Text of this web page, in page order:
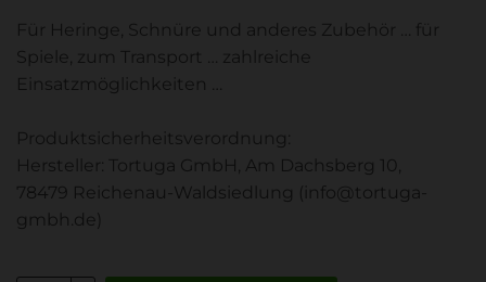
Für Heringe, Schnüre und anderes Zubehör … für
Spiele, zum Transport … zahlreiche
Einsatzmöglichkeiten …
Produktsicherheitsverordnung:
Hersteller: Tortuga GmbH, Am Dachsberg 10,
78479 Reichenau-Waldsiedlung (info@tortuga-
gmbh.de)